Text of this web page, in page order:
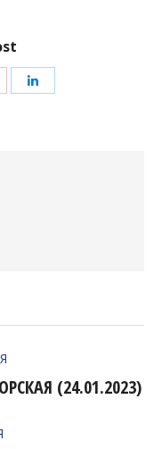
Поделиться
(24.01.2023)